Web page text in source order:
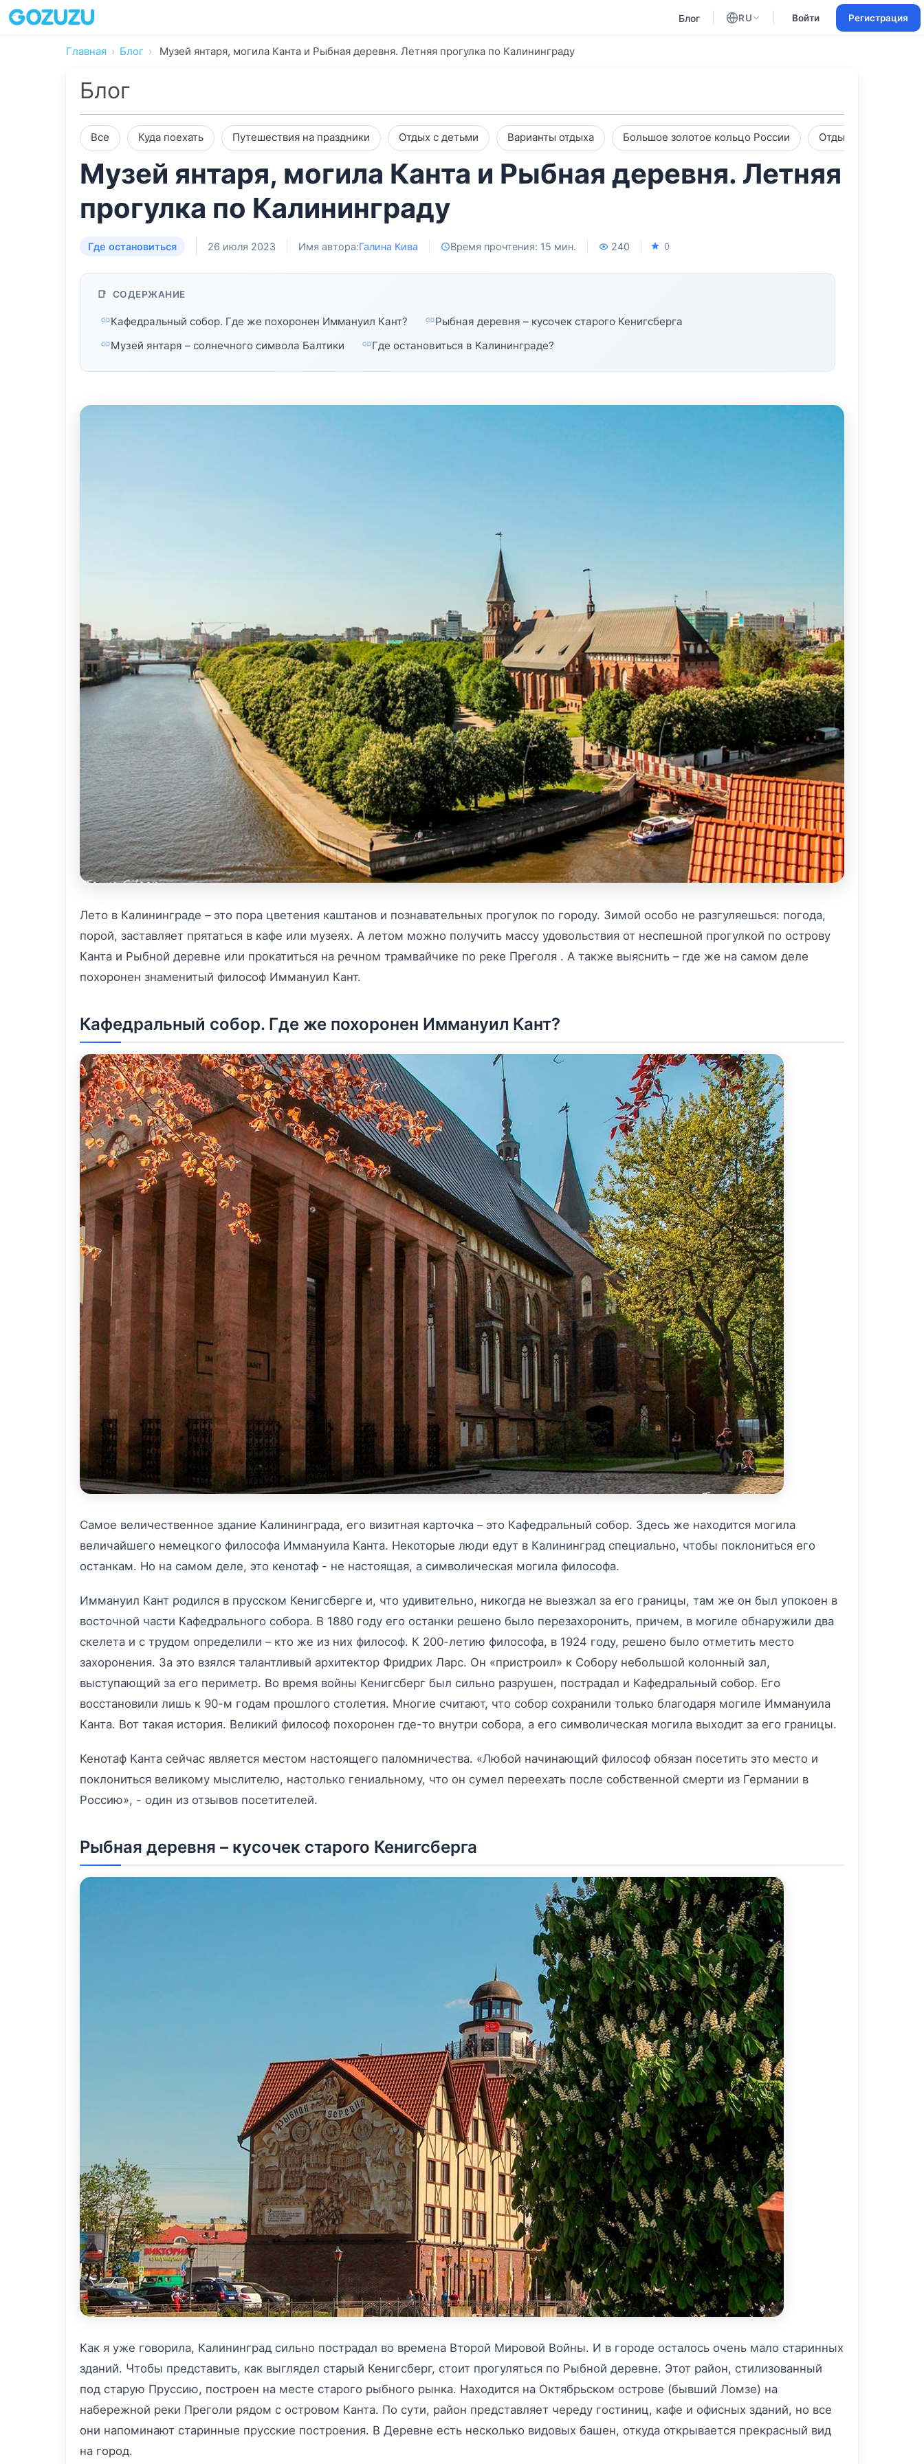
Блог RU Войти Регистрация
Главная Блог Музей янтаря, могила Канта и Рыбная деревня. Летняя прогулка по Калининграду
Блог
Все Куда поехать Путешествия на праздники Отдых с детьми Варианты отдыха Большое золотое кольцо России Отдых с партнером
Музей янтаря, могила Канта и Рыбная деревня. Летняя
прогулка по Калининграду
Где остановиться 26 июля 2023 Имя автора:Галина Кива Время прочтения: 15 мин. 240 0
СОДЕРЖАНИЕ
Кафедральный собор. Где же похоронен Иммануил Кант?
Рыбная деревня – кусочек старого Кенигсберга
Музей янтаря – солнечного символа Балтики
Где остановиться в Калининграде?
Лето в Калининграде – это пора цветения каштанов и познавательных прогулок по городу. Зимой особо не разгуляешься: погода,
порой, заставляет прятаться в кафе или музеях. А летом можно получить массу удовольствия от неспешной прогулкой по острову
Канта и Рыбной деревне или прокатиться на речном трамвайчике по реке Преголя . А также выяснить – где же на самом деле
похоронен знаменитый философ Иммануил Кант.
Кафедральный собор. Где же похоронен Иммануил Кант?
Самое величественное здание Калининграда, его визитная карточка – это Кафедральный собор. Здесь же находится могила
величайшего немецкого философа Иммануила Канта. Некоторые люди едут в Калининград специально, чтобы поклониться его
останкам. Но на самом деле, это кенотаф - не настоящая, а символическая могила философа.
Иммануил Кант родился в прусском Кенигсберге и, что удивительно, никогда не выезжал за его границы, там же он был упокоен в
восточной части Кафедрального собора. В 1880 году его останки решено было перезахоронить, причем, в могиле обнаружили два
скелета и с трудом определили – кто же из них философ. К 200-летию философа, в 1924 году, решено было отметить место
захоронения. За это взялся талантливый архитектор Фридрих Ларс. Он «пристроил» к Собору небольшой колонный зал,
выступающий за его периметр. Во время войны Кенигсберг был сильно разрушен, пострадал и Кафедральный собор. Его
восстановили лишь к 90-м годам прошлого столетия. Многие считают, что собор сохранили только благодаря могиле Иммануила
Канта. Вот такая история. Великий философ похоронен где-то внутри собора, а его символическая могила выходит за его границы.
Кенотаф Канта сейчас является местом настоящего паломничества. «Любой начинающий философ обязан посетить это место и
поклониться великому мыслителю, настолько гениальному, что он сумел переехать после собственной смерти из Германии в
Россию», - один из отзывов посетителей.
Рыбная деревня – кусочек старого Кенигсберга
Как я уже говорила, Калининград сильно пострадал во времена Второй Мировой Войны. И в городе осталось очень мало старинных
зданий. Чтобы представить, как выглядел старый Кенигсберг, стоит прогуляться по Рыбной деревне. Этот район, стилизованный
под старую Пруссию, построен на месте старого рыбного рынка. Находится на Октябрьском острове (бывший Ломзе) на
набережной реки Преголи рядом с островом Канта. По сути, район представляет череду гостиниц, кафе и офисных зданий, но все
они напоминают старинные прусские построения. В Деревне есть несколько видовых башен, откуда открывается прекрасный вид
на город.